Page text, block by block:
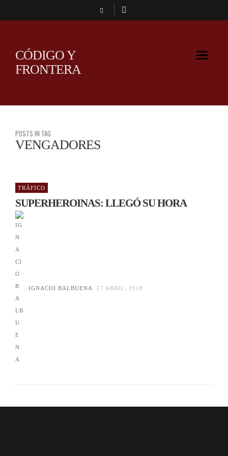
CÓDIGO Y
FRONTERA
POSTS IN TAG
VENGADORES
TRÁFICO
SUPERHEROINAS: LLEGÓ SU HORA
IGNACIO BALBUENA 17 ABRIL, 2018